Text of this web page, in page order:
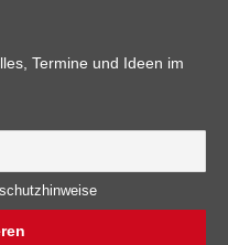
Termine und Ideen im